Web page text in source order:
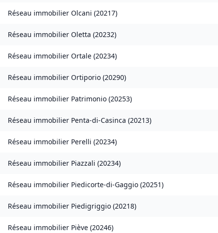
Réseau immobilier Olcani (20217)
Réseau immobilier Oletta (20232)
Réseau immobilier Ortale (20234)
Réseau immobilier Ortiporio (20290)
Réseau immobilier Patrimonio (20253)
Réseau immobilier Penta-di-Casinca (20213)
Réseau immobilier Perelli (20234)
Réseau immobilier Piazzali (20234)
Réseau immobilier Piedicorte-di-Gaggio (20251)
Réseau immobilier Piedigriggio (20218)
Réseau immobilier Piève (20246)